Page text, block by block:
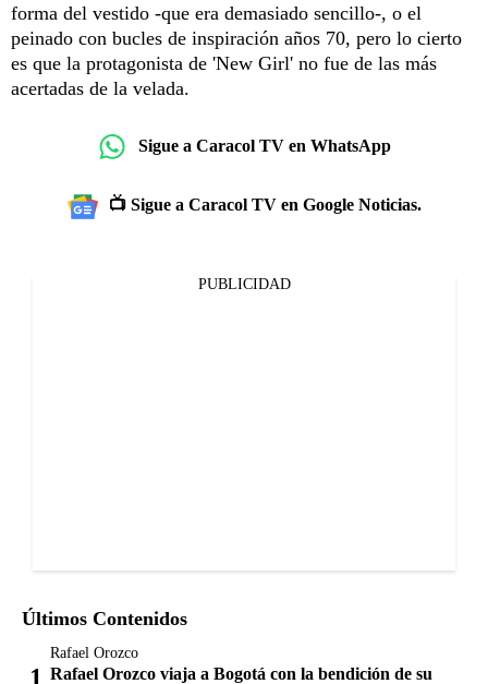
forma del vestido -que era demasiado sencillo-, o el
peinado con bucles de inspiración años 70, pero lo cierto
es que la protagonista de 'New Girl' no fue de las más
acertadas de la velada.
Sigue a Caracol TV en WhatsApp
📺 Sigue a Caracol TV en Google Noticias.
PUBLICIDAD
Últimos Contenidos
Rafael Orozco
Rafael Orozco viaja a Bogotá con la bendición de su